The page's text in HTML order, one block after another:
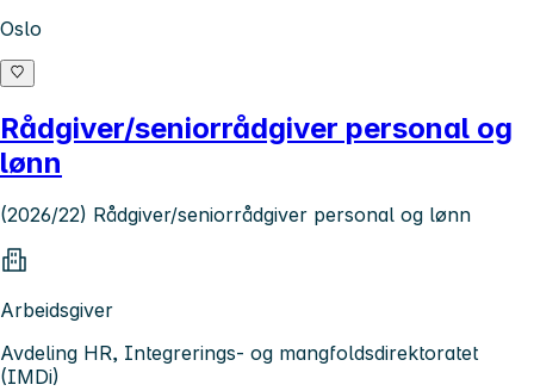
Oslo
Rådgiver/seniorrådgiver personal og
lønn
(2026/22) Rådgiver/seniorrådgiver personal og lønn
Arbeidsgiver
Avdeling HR, Integrerings- og mangfoldsdirektoratet
(IMDi)